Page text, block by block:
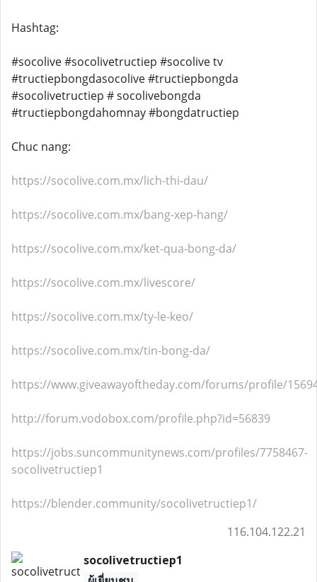
Hashtag:
#socolive #socolivetructiep #socolive tv
#tructiepbongdasocolive #tructiepbongda
#socolivetructiep # socolivebongda
#tructiepbongdahomnay #bongdatructiep
Chuc nang:
https://socolive.com.mx/lich-thi-dau/
https://socolive.com.mx/bang-xep-hang/
https://socolive.com.mx/ket-qua-bong-da/
https://socolive.com.mx/livescore/
https://socolive.com.mx/ty-le-keo/
https://socolive.com.mx/tin-bong-da/
https://www.giveawayoftheday.com/forums/profile/
http://forum.vodobox.com/profile.php?id=56839
https://jobs.suncommunitynews.com/profiles/7758467-
socolivetructiep1
https://blender.community/socolivetructiep1/
116.104.122.21
socolivetructiep1